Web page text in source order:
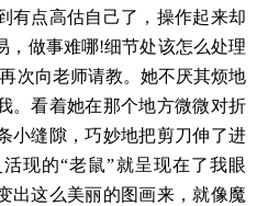
有点高估自己了，操作起来却
，做事难哪!细节处该怎么处理
次向老师请教。她不厌其烦地
。看着她在那个地方微微对折
小缝隙，巧妙地把剪刀伸了进
现的“老鼠”就呈现在了我眼
出这么美丽的图画来，就像魔